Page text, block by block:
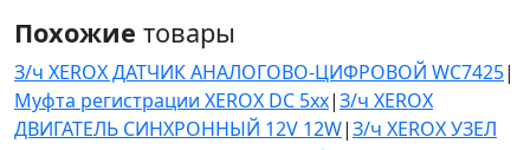
Похожие товары
З/ч XEROX ДАТЧИК АНАЛОГОВО-ЦИФРОВОЙ WC7425|
Муфта регистрации XEROX DC 5xx|З/ч XEROX
ДВИГАТЕЛЬ СИНХРОННЫЙ 12V 12W|З/ч XEROX УЗЕЛ